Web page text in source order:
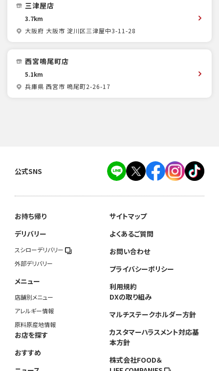
三津屋店
3.7km
大阪府 大阪市 淀川区三津屋中3-11-28
西宮鳴尾町店
5.1km
兵庫県 西宮市 鳴尾町2-26-17
公式SNS
お持ち帰り
デリバリー
スシローデリバリー
外部デリバリー
メニュー
店舗別メニュー
アレルギー情報
原料原産地情報
お店を探す
おすすめ
サイトマップ
よくあるご質問
お問い合わせ
プライバシーポリシー
利用規約
DXの取り組み
マルチステークホルダー方針
カスタマーハラスメント対応基
本方針
株式会社FOOD＆